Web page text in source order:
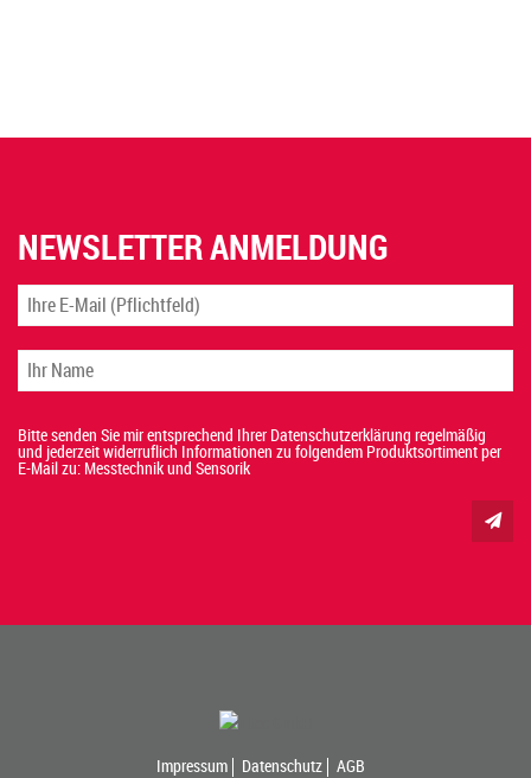
NEWSLETTER ANMELDUNG
Bitte senden Sie mir entsprechend Ihrer Datenschutzerklärung regelmäßig
und jederzeit widerruflich Informationen zu folgendem Produktsortiment per
E-Mail zu: Messtechnik und Sensorik
Impressum Datenschutz AGB